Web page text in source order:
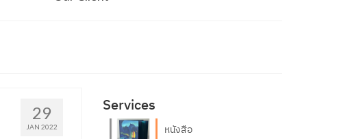
29
JAN 2022
Services
หนังสือ